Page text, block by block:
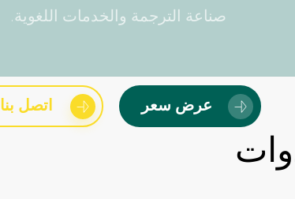
صناعة الترجمة والخدمات اللغوية.
اتصل بنا عرض سعر